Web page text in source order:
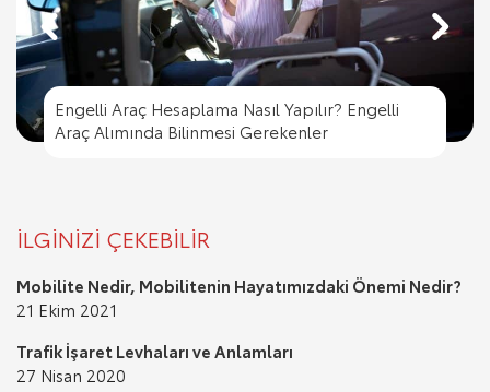
Trafik İşaret Levhaları ve Anlamları
Engelli Araç Hesaplama Nasıl Yapılır? Engelli
Araç Alımında Bilinmesi Gerekenler
Trafik Cezası Nereye Ödenir?
Trafik İşaret Levhaları ve Anlamları
Engelli Araç Hesaplama Nasıl Yapılır? Engelli
Araç Alımında Bilinmesi Gerekenler
İLGİNİZİ ÇEKEBİLİR
Mobilite Nedir, Mobilitenin Hayatımızdaki Önemi Nedir?
21 Ekim 2021
Trafik İşaret Levhaları ve Anlamları
27 Nisan 2020